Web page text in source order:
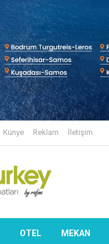
Künye Reklam İletişim
OTEL MEKAN